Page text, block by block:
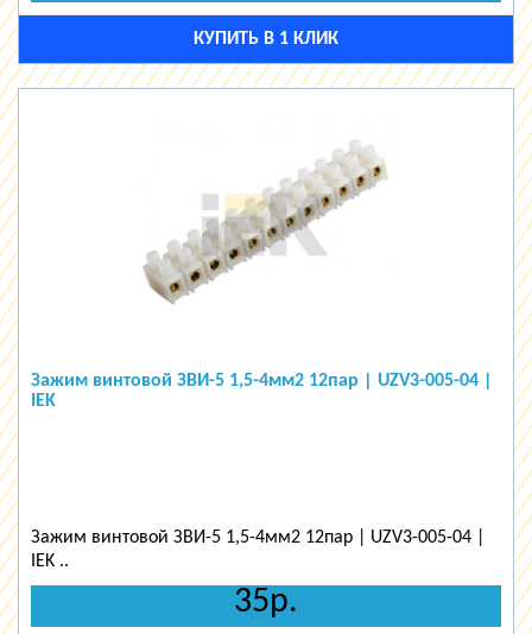
КУПИТЬ В 1 КЛИК
Зажим винтовой ЗВИ-5 1,5-4мм2 12пар | UZV3-005-04 |
IEK
Зажим винтовой ЗВИ-5 1,5-4мм2 12пар | UZV3-005-04 |
IEK ..
35р.